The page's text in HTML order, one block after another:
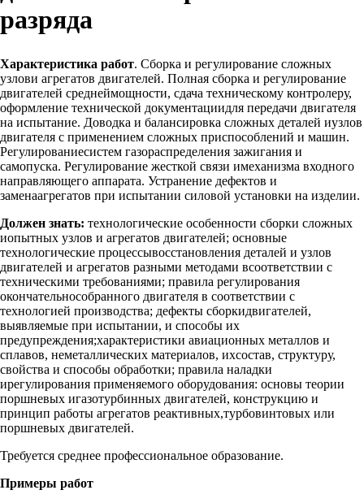
разряда
Характеристика работ. Сборка и регулирование сложных
узлови агрегатов двигателей. Полная сборка и регулирование
двигателей среднеймощности, сдача техническому контролеру,
оформление технической документациидля передачи двигателя
на испытание. Доводка и балансировка сложных деталей иузлов
двигателя с применением сложных приспособлений и машин.
Регулированиесистем газораспределения зажигания и
самопуска. Регулирование жесткой связи имеханизма входного
направляющего аппарата. Устранение дефектов и
заменаагрегатов при испытании силовой установки на изделии.
Должен знать: технологические особенности сборки сложных
иопытных узлов и агрегатов двигателей; основные
технологические процессывосстановления деталей и узлов
двигателей и агрегатов разными методами всоответствии с
техническими требованиями; правила регулирования
окончательнособранного двигателя в соответствии с
технологией производства; дефекты сборкидвигателей,
выявляемые при испытании, и способы их
предупреждения;характеристики авиационных металлов и
сплавов, неметаллических материалов, ихсостав, структуру,
свойства и способы обработки; правила наладки
ирегулирования применяемого оборудования: основы теории
поршневых игазотурбинных двигателей, конструкцию и
принцип работы агрегатов реактивных,турбовинтовых или
поршневых двигателей.
Требуется среднее профессиональное образование.
Примеры работ